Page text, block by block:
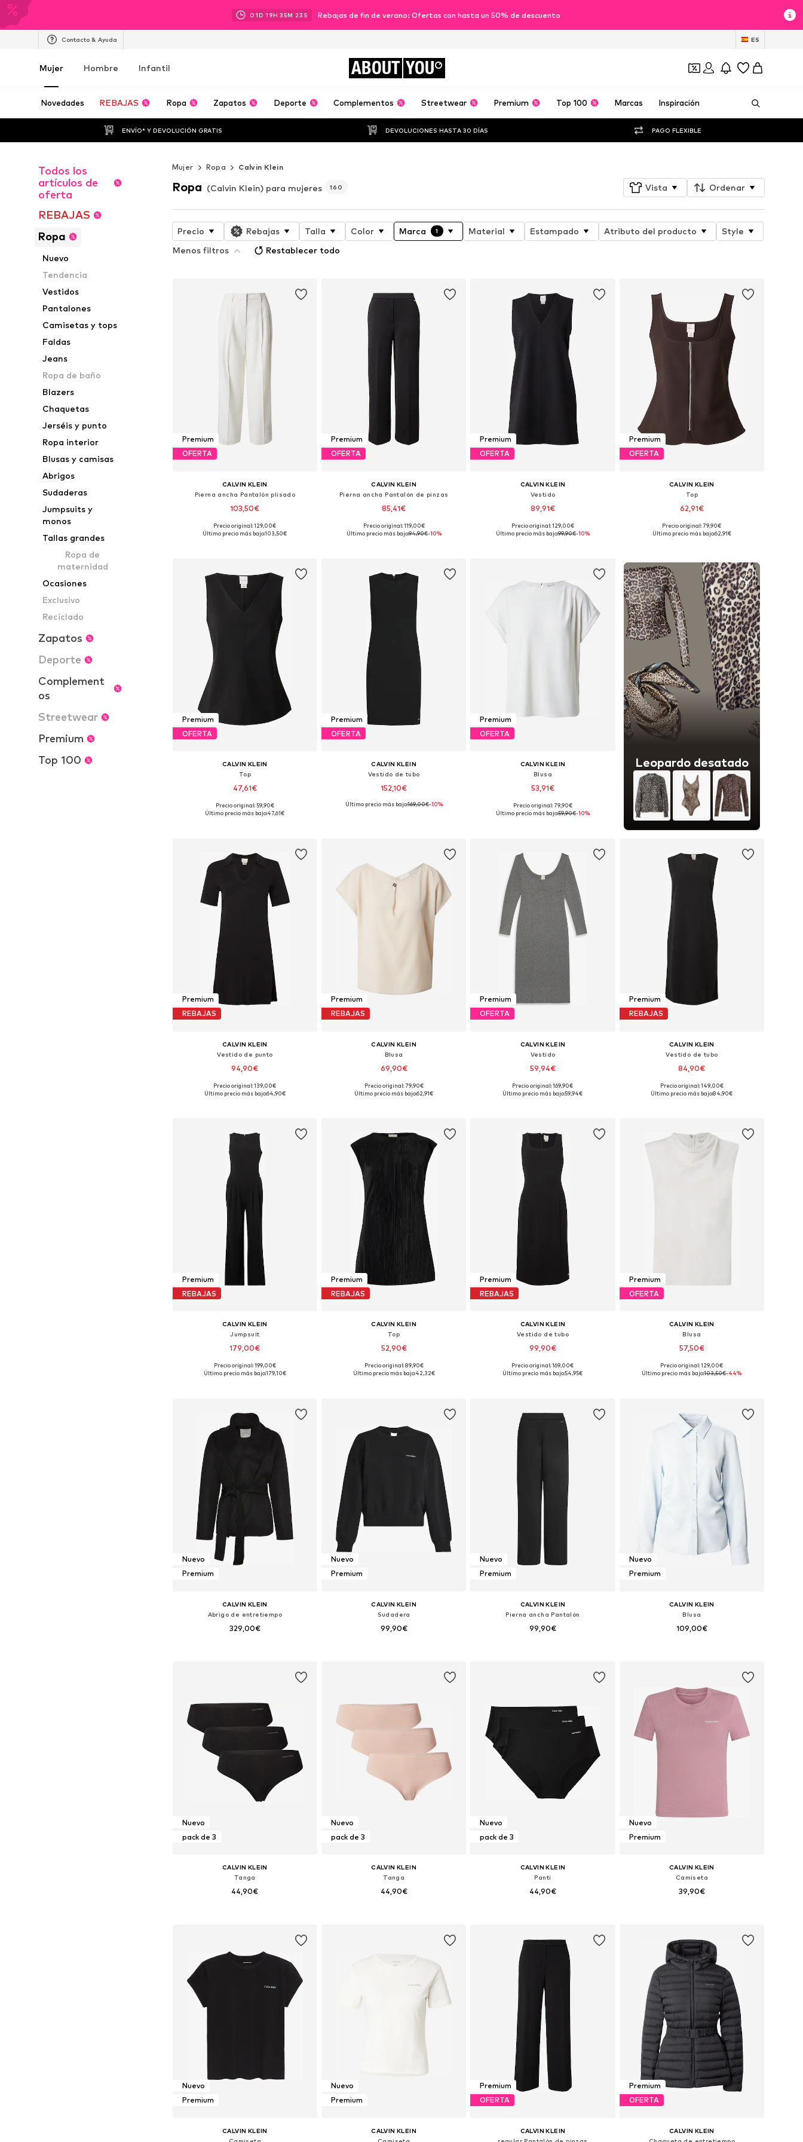
01D 19H 35M 22 S Rebajas de fin de verano: Ofertas con hasta un 50% de descuento
Contacto & Ayuda ES
Mujer Hombre Infantil ABOUT YOU
Novedades REBAJAS Ropa Zapatos Deporte Complementos Streetwear Premium Top 100 Marcas Inspiración
ENVÍO* Y DEVOLUCIÓN GRATIS DEVOLUCIONES HASTA 30 DÍAS PAGO FLEXIBLE
Todos los
artículos de
oferta
REBAJAS
Ropa
Nuevo
Tendencia
Vestidos
Pantalones
Camisetas y tops
Faldas
Jeans
Ropa de baño
Blazers
Chaquetas
Jerséis y punto
Ropa interior
Blusas y camisas
Abrigos
Sudaderas
Jumpsuits y
monos
Tallas grandes
Ropa de
maternidad
Ocasiones
Exclusivo
Reciclado
Zapatos
Deporte
Complement
os
Streetwear
Premium
Top 100
Mujer Ropa Calvin Klein
Ropa (Calvin Klein) para mujeres 160 Vista Ordenar
Precio Rebajas Talla Color Marca 1 Material Estampado Atributo del producto
Style
Menos filtros
Restablecer todo
Premium
OFERTA
CALVIN KLEIN
Pierna ancha Pantalón plisado
103,50€
Precio original: 129,00€
Último precio más bajo:103,50€
Premium
OFERTA
CALVIN KLEIN
Pierna ancha Pantalón de pinzas
85,41€
Precio original: 119,00€
Último precio más bajo:94,90€-10%
Premium
OFERTA
CALVIN KLEIN
Vestido
89,91€
Tallas disponibles: 36-38, 38-40, 42, 44-46
Precio original: 129,00€
Último precio más bajo:99,90€-10%
Premium
OFERTA
CALVIN KLEIN
Top
62,91€
Tallas disponibles: XS-S, S-M, L, XL-XXL
Precio original: 79,90€
Último precio más bajo:62,91€
Premium
OFERTA
CALVIN KLEIN
Top
47,61€
Disponible en muchas tallas
Precio original: 59,90€
Último precio más bajo:47,61€
Premium
OFERTA
CALVIN KLEIN
Vestido de tubo
152,10€
Disponible en muchas tallas
Último precio más bajo:169,00€-10%
Premium
OFERTA
CALVIN KLEIN
Blusa
53,91€
Tallas disponibles: S, M, L
Precio original: 79,90€
Último precio más bajo:59,90€-10%
Leopardo desatado
Premium
REBAJAS
CALVIN KLEIN
Vestido de punto
94,90€
Tallas disponibles: XS, S, M, L
Precio original: 139,00€
Último precio más bajo:64,90€
Premium
REBAJAS
CALVIN KLEIN
Blusa
69,90€
Disponible en muchas tallas
Precio original: 79,90€
Último precio más bajo:62,91€
Premium
OFERTA
CALVIN KLEIN
Vestido
59,94€
Tallas disponibles: 36, 38, 40
Precio original: 169,90€
Último precio más bajo:59,94€
Premium
REBAJAS
CALVIN KLEIN
Vestido de tubo
84,90€
Tallas disponibles: 36, 38, 40
Precio original: 149,00€
Último precio más bajo:84,90€
Premium
REBAJAS
CALVIN KLEIN
Jumpsuit
179,00€
Tallas disponibles: M
Precio original: 199,00€
Último precio más bajo:179,10€
Premium
REBAJAS
CALVIN KLEIN
Top
52,90€
Tallas disponibles: XS, S
Precio original: 89,90€
Último precio más bajo:42,32€
Premium
REBAJAS
CALVIN KLEIN
Vestido de tubo
99,90€
Tallas disponibles: 42
Precio original: 169,00€
Último precio más bajo:54,95€
Premium
OFERTA
CALVIN KLEIN
Blusa
57,50€
Tallas disponibles: XS
Precio original: 129,00€
Último precio más bajo:103,50€-44%
Nuevo
Premium
CALVIN KLEIN
Abrigo de entretiempo
329,00€
Nuevo
Premium
CALVIN KLEIN
Sudadera
99,90€
Nuevo
Premium
CALVIN KLEIN
Pierna ancha Pantalón
99,90€
Nuevo
Premium
CALVIN KLEIN
Blusa
109,00€
Nuevo
pack de 3
CALVIN KLEIN
Tanga
44,90€
Nuevo
pack de 3
CALVIN KLEIN
Tanga
44,90€
Nuevo
pack de 3
CALVIN KLEIN
Panti
44,90€
Nuevo
Premium
CALVIN KLEIN
Camiseta
39,90€
Nuevo
Premium
CALVIN KLEIN
Camiseta
Nuevo
Premium
CALVIN KLEIN
Camiseta
Premium
OFERTA
CALVIN KLEIN
regular Pantalón de pinzas
Premium
OFERTA
CALVIN KLEIN
Chaqueta de entretiempo